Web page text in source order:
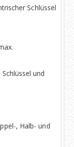
Schlüssel
und
, Halb- und